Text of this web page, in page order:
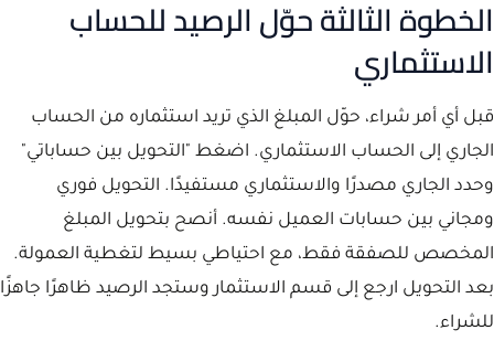
الخطوة الثالثة حوّل الرصيد للحساب
الاستثماري
قبل أي أمر شراء، حوّل المبلغ الذي تريد استثماره من الحساب
الجاري إلى الحساب الاستثماري. اضغط "التحويل بين حساباتي"
وحدد الجاري مصدرًا والاستثماري مستفيدًا. التحويل فوري
ومجاني بين حسابات العميل نفسه. أنصح بتحويل المبلغ
المخصص للصفقة فقط، مع احتياطي بسيط لتغطية العمولة.
بعد التحويل ارجع إلى قسم الاستثمار وستجد الرصيد ظاهرًا جاهزًا
للشراء.